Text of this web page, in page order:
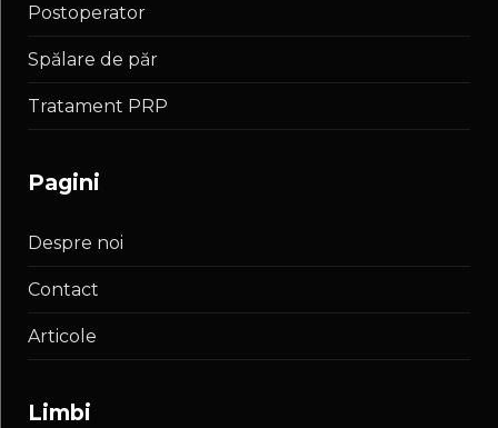
Postoperator
Spălare de păr
Tratament PRP
pagini
Despre noi
Contact
Articole
limbi